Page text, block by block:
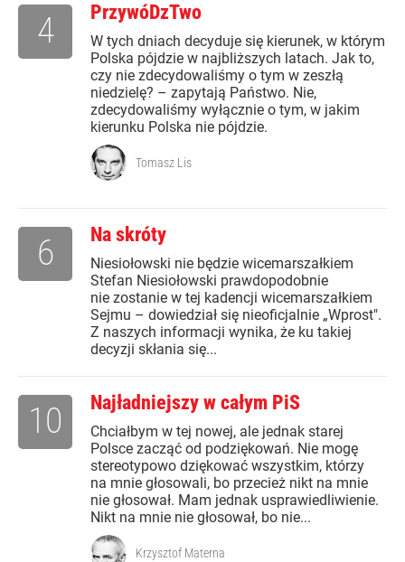
PrzywóDzTwo
W tych dniach decyduje się kierunek, w którym
Polska pójdzie w najbliższych latach. Jak to,
czy nie zdecydowaliśmy o tym w zeszłą
niedzielę? – zapytają Państwo. Nie,
zdecydowaliśmy wyłącznie o tym, w jakim
kierunku Polska nie pójdzie.
4
Tomasz Lis
Na skróty
Niesiołowski nie będzie wicemarszałkiem
Stefan Niesiołowski prawdopodobnie
nie zostanie w tej kadencji wicemarszałkiem
Sejmu – dowiedział się nieoficjalnie „Wprost".
Z naszych informacji wynika, że ku takiej
decyzji skłania się...
6
Najładniejszy w całym PiS
Chciałbym w tej nowej, ale jednak starej
Polsce zacząć od podziękowań. Nie mogę
stereotypowo dziękować wszystkim, którzy
na mnie głosowali, bo przecież nikt na mnie
nie głosował. Mam jednak usprawiedliwienie.
Nikt na mnie nie głosował, bo nie...
10
Krzysztof Materna